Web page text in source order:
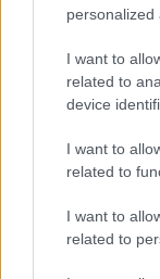
personalized
I want to
related to
device
I want to
related to
I want to
related to
Prečo z
Akurát ten
strany.
predajcovia idú
Nekupujte
pascu na
Bros sprej
pasca naucinke
Ten článok mal